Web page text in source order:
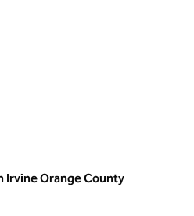
Irvine Orange County